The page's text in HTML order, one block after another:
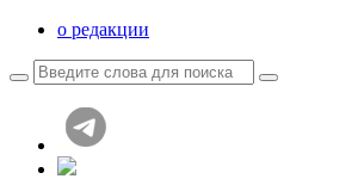
о редакции